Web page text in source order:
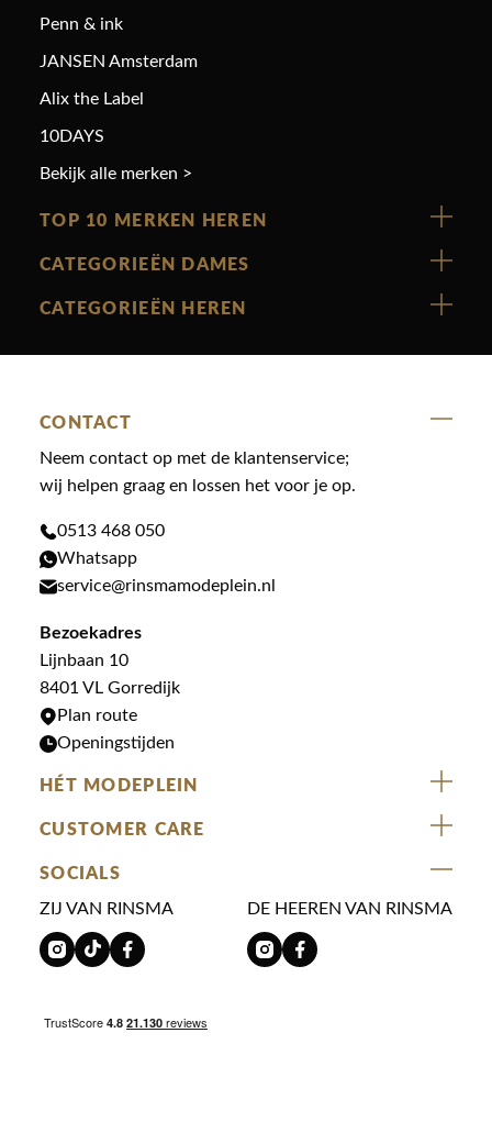
Penn & ink
JANSEN Amsterdam
Alix the Label
10DAYS
Bekijk alle merken >
TOP 10 MERKEN HEREN
Vanguard
Cast Iron
State Of Art
Law of the sea
Paul en Shark
Genti
PME Legend
Butcher of Blue
Bekijk alle merken >
CATEGORIEËN DAMES
Nieuw binnen
Blouses
Broeken
Gilets
Jassen
Jeans
Jurken
Rokken
CATEGORIEËN HEREN
Broeken
Colberts
Giftcards
Jassen
Overhemden
T-shirts
CONTACT
Neem contact op met de klantenservice;
wij helpen graag en lossen het voor je op.
0513 468 050
Whatsapp
service@rinsmamodeplein.nl
Bezoekadres
Lijnbaan 10
8401 VL Gorredijk
Plan route
Openingstijden
HÉT MODEPLEIN
ZIJ VAN RINSMA
DE HEEREN VAN RINSMA
RINSMA.CONCEPTS
Eten en drinken
CUSTOMER CARE
Veelgestelde vragen
Retourneren & Ruilen
Betaalmethoden
Contact
SOCIALS
ZIJ VAN RINSMA DE HEEREN VAN RINSMA